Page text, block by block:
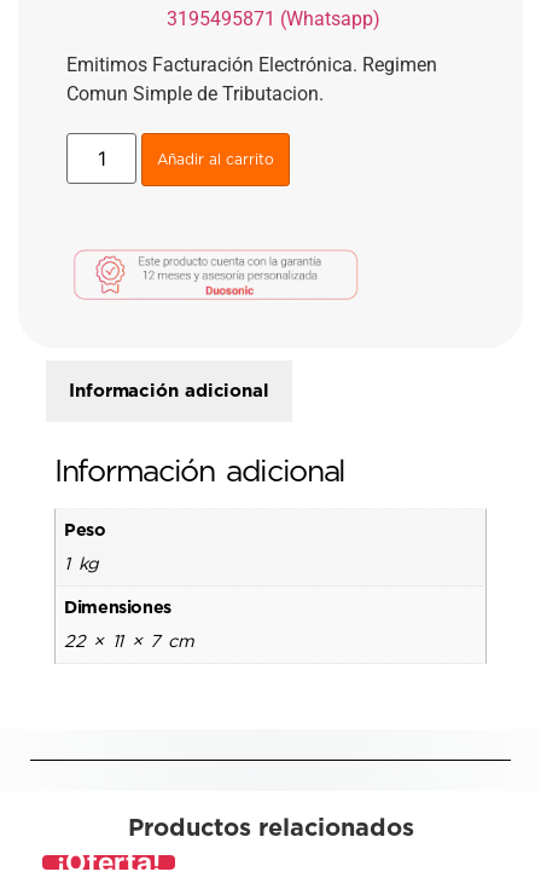
3195495871 (Whatsapp)
Emitimos Facturación Electrónica. Regimen
Comun Simple de Tributacion.
Añadir al carrito
Información adicional
Información adicional
Peso
1 kg
Dimensiones
22 × 11 × 7 cm
Productos relacionados
¡Oferta!